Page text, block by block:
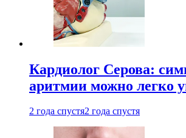
Кардиолог Серова:
аритмии можно легко
2 года спустя2 года спустя